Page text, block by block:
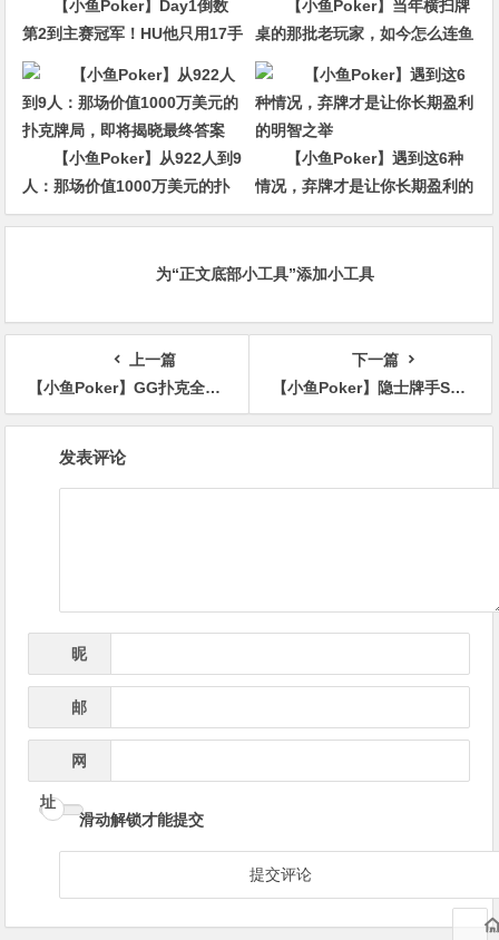
【小鱼Poker】Day1倒数
第2到主赛冠军！HU他只用17手
牌就赢走1000万刀！
【小鱼Poker】当年横扫牌
桌的那批老玩家，如今怎么连鱼
都打不过了
【小鱼Poker】从922人到9
人：那场价值1000万美元的扑
克牌局，即将揭晓最终答案
【小鱼Poker】遇到这6种
情况，弃牌才是让你长期盈利的
明智之举
为“正文底部小工具”添加小工具
上一篇
【小鱼Poker】GG扑克全球狂欢｜突破90万+玩家注册庆典
下一篇
【小鱼Poker】隐士牌手ST Wang：“不是我想做紧手玩家，而是这策略对游戏是最佳的。”
发表评论
昵
*
邮
*
网
址
滑动解锁才能提交